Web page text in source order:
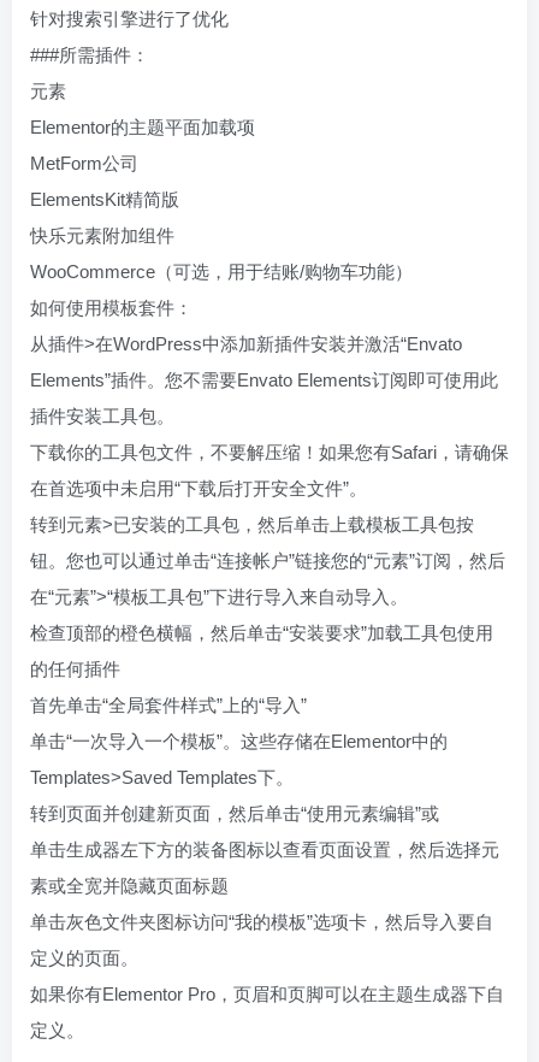
针对搜索引擎进行了优化
###所需插件：
元素
Elementor的主题平面加载项
MetForm公司
ElementsKit精简版
快乐元素附加组件
WooCommerce（可选，用于结账/购物车功能）
如何使用模板套件：
从插件>在WordPress中添加新插件安装并激活“Envato
Elements”插件。您不需要Envato Elements订阅即可使用此
插件安装工具包。
下载你的工具包文件，不要解压缩！如果您有Safari，请确保
在首选项中未启用“下载后打开安全文件”。
转到元素>已安装的工具包，然后单击上载模板工具包按
钮。您也可以通过单击“连接帐户”链接您的“元素”订阅，然后
在“元素”>“模板工具包”下进行导入来自动导入。
检查顶部的橙色横幅，然后单击“安装要求”加载工具包使用
的任何插件
首先单击“全局套件样式”上的“导入”
单击“一次导入一个模板”。这些存储在Elementor中的
Templates>Saved Templates下。
转到页面并创建新页面，然后单击“使用元素编辑”或
单击生成器左下方的装备图标以查看页面设置，然后选择元
素或全宽并隐藏页面标题
单击灰色文件夹图标访问“我的模板”选项卡，然后导入要自
定义的页面。
如果你有Elementor Pro，页眉和页脚可以在主题生成器下自
定义。